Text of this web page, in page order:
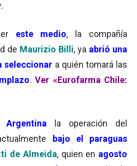
.
este medio, la compañía
de Maurizio Billi, ya abrió una
seleccionar a quién tomará las
.Ver «Eurofarma Chile:
la operación del
bajo el paraguas
de Almeida, quien en agosto